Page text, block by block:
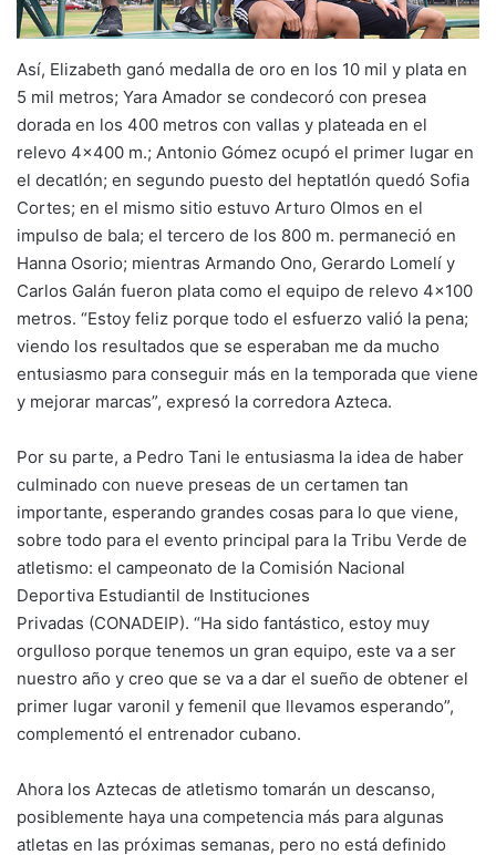
Así, Elizabeth ganó medalla de oro en los 10 mil y plata en
5 mil metros; Yara Amador se condecoró con presea
dorada en los 400 metros con vallas y plateada en el
relevo 4×400 m.; Antonio Gómez ocupó el primer lugar en
el decatlón; en segundo puesto del heptatlón quedó Sofia
Cortes; en el mismo sitio estuvo Arturo Olmos en el
impulso de bala; el tercero de los 800 m. permaneció en
Hanna Osorio; mientras Armando Ono, Gerardo Lomelí y
Carlos Galán fueron plata como el equipo de relevo 4×100
metros. “Estoy feliz porque todo el esfuerzo valió la pena;
viendo los resultados que se esperaban me da mucho
entusiasmo para conseguir más en la temporada que viene
y mejorar marcas”, expresó la corredora Azteca.
Por su parte, a Pedro Tani le entusiasma la idea de haber
culminado con nueve preseas de un certamen tan
importante, esperando grandes cosas para lo que viene,
sobre todo para el evento principal para la Tribu Verde de
atletismo: el campeonato de la Comisión Nacional
Deportiva Estudiantil de Instituciones
Privadas (CONADEIP). “Ha sido fantástico, estoy muy
orgulloso porque tenemos un gran equipo, este va a ser
nuestro año y creo que se va a dar el sueño de obtener el
primer lugar varonil y femenil que llevamos esperando”,
complementó el entrenador cubano.
Ahora los Aztecas de atletismo tomarán un descanso,
posiblemente haya una competencia más para algunas
atletas en las próximas semanas, pero no está definido